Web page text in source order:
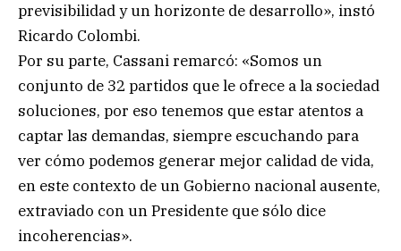
previsibilidad y un horizonte de desarrollo», instó
Ricardo Colombi.
Por su parte, Cassani remarcó: «Somos un
conjunto de 32 partidos que le ofrece a la sociedad
soluciones, por eso tenemos que estar atentos a
captar las demandas, siempre escuchando para
ver cómo podemos generar mejor calidad de vida,
en este contexto de un Gobierno nacional ausente,
extraviado con un Presidente que sólo dice
incoherencias».